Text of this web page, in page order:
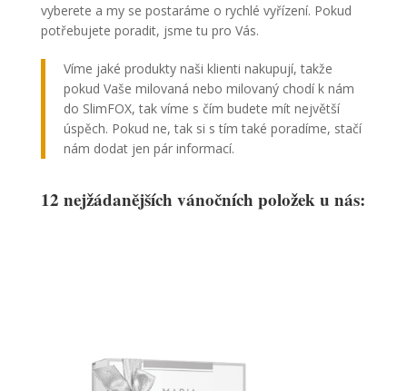
vyberete a my se postaráme o rychlé vyřízení. Pokud
potřebujete poradit, jsme tu pro Vás.
Víme jaké produkty naši klienti nakupují, takže
pokud Vaše milovaná nebo milovaný chodí k nám
do SlimFOX, tak víme s čím budete mít největší
úspěch. Pokud ne, tak si s tím také poradíme, stačí
nám dodat jen pár informací.
12 nejžádanějších vánočních položek u nás: